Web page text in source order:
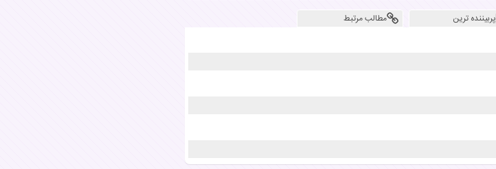
پربیننده ترین
مطالب مرتبط